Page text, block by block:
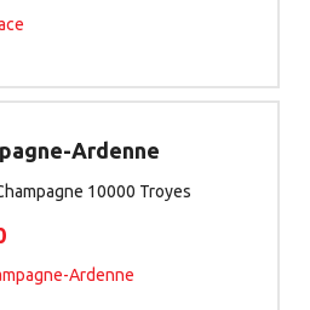
Ardenne
10000 Troyes
Ardenne